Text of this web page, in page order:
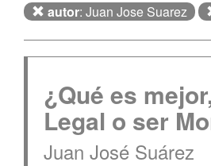
autor: Juan Jose Suarez
¿Qué es
Legal o ser
Juan José Suárez